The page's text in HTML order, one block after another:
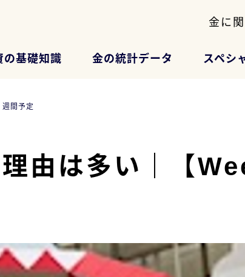
金に
の基礎知識 金の統計データ スペシ
間予定
由は多い｜【